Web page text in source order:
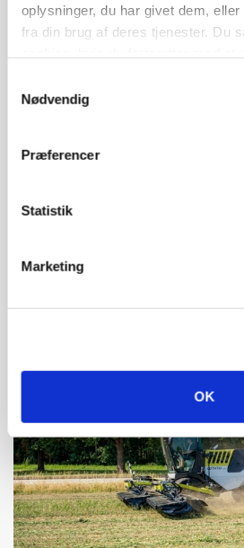
oplysninger, du har givet dem,
fra din brug af deres tjenester. Du
Nødvendig
Præferencer
Statistik
Marketing
OK
Annonce
Loading...
PLANTER